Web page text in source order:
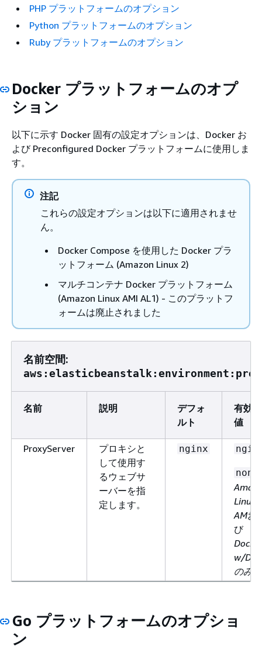
PHP プラットフォームのオプション
Python プラットフォームのオプション
Ruby プラットフォームのオプション
Docker プラットフォームのオプ
ション
以下に示す Docker 固有の設定オプションは、Docker お
よび Preconfigured Docker プラットフォームに使用しま
す。
注記
これらの設定オプションは以下に適用されませ
ん。
Docker Compose を使用した Docker プラ
ットフォーム (Amazon Linux 2)
マルチコンテナ Docker プラットフォーム
(Amazon Linux AMI AL1) - このプラットフ
ォームは廃止されました
名前空間:
名前 説明
デフォ
ルト
有効な
値
ProxyServer
プロキシと
して使用す
るウェブサ
ーバーを指
定します。
nginx
none
Linux
AMお
び
Docker
w/DC
のみ
Go プラットフォームのオプショ
ン